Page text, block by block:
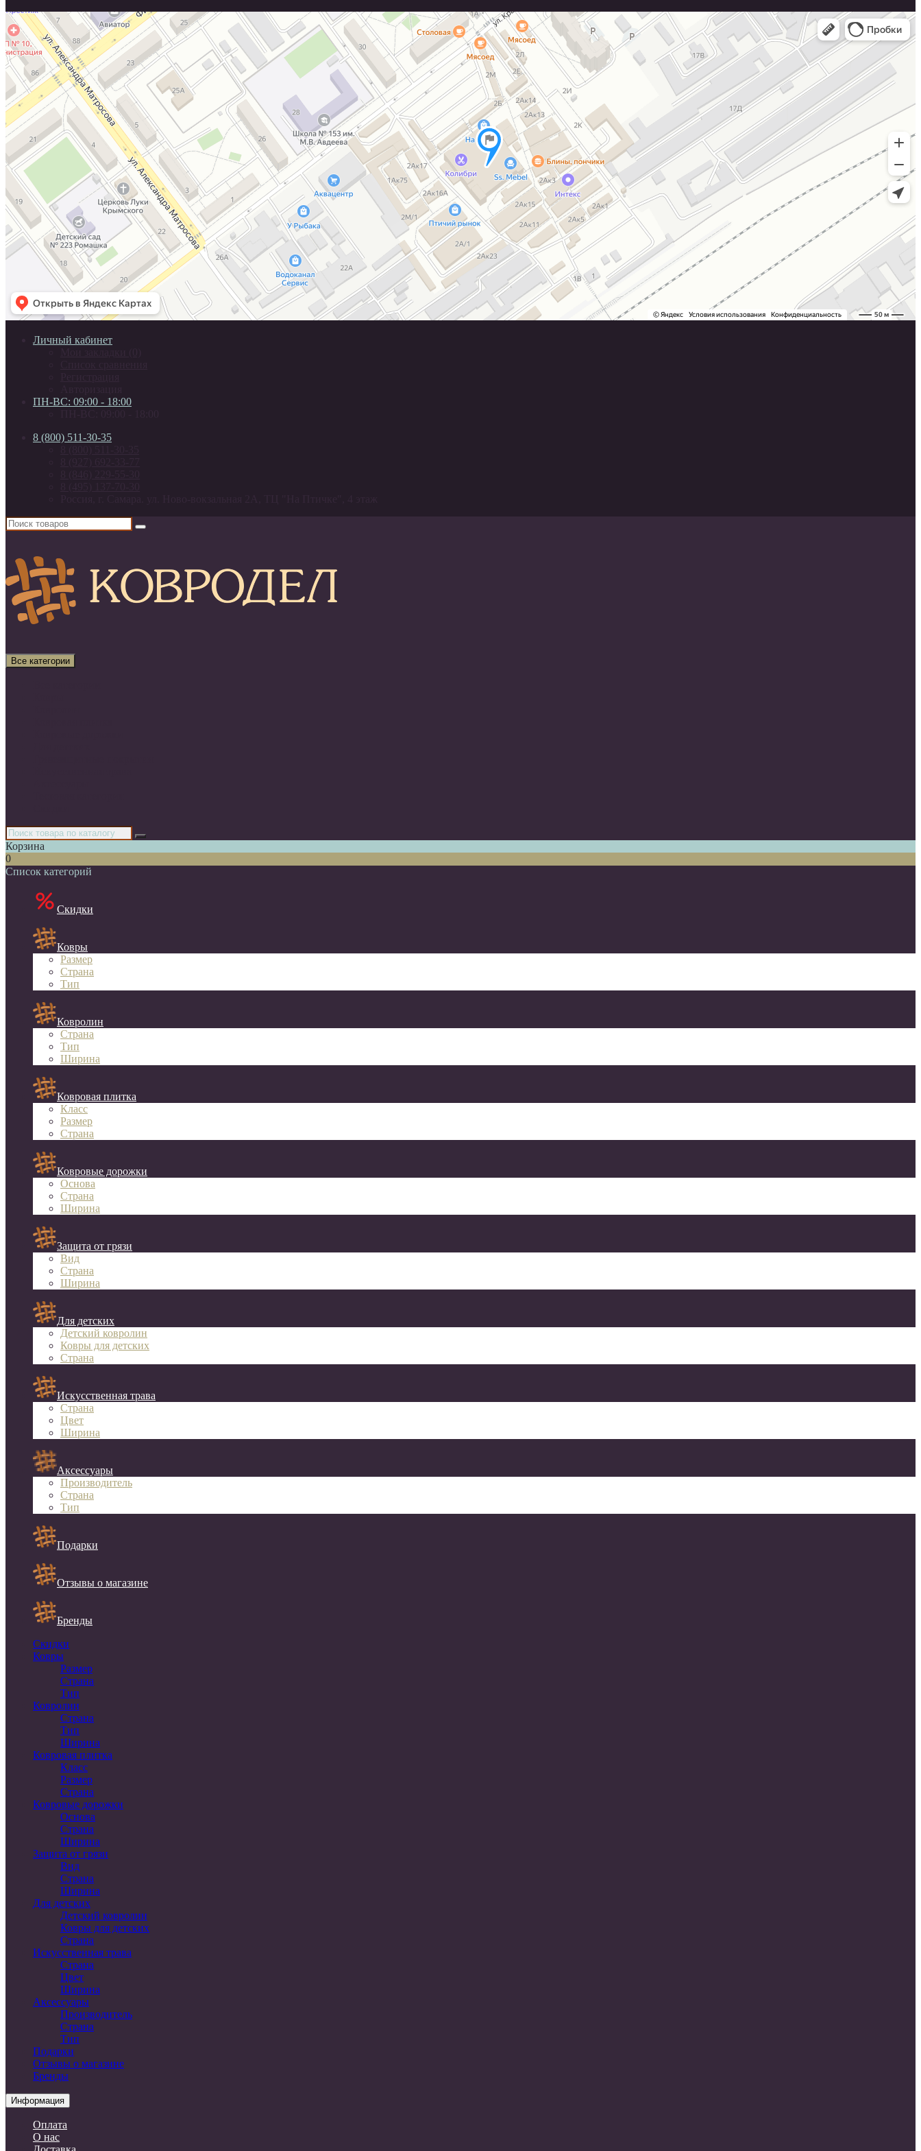
Личный кабинет
ПН-ВС: 09:00 - 18:00
8 (800) 511-30-35
Все категории
Корзина
0
Список категорий
Скидки
Ковры
Размер
Страна
Тип
Ковролин
Страна
Тип
Ширина
Ковровая плитка
Класс
Размер
Страна
Ковровые дорожки
Основа
Страна
Ширина
Защита от грязи
Вид
Страна
Ширина
Для детских
Детский ковролин
Ковры для детских
Страна
Искусственная трава
Страна
Цвет
Ширина
Аксессуары
Производитель
Страна
Тип
Подарки
Отзывы о магазине
Бренды
Скидки
Ковры
Размер
Страна
Тип
Ковролин
Страна
Тип
Ширина
Ковровая плитка
Класс
Размер
Страна
Ковровые дорожки
Основа
Страна
Ширина
Защита от грязи
Вид
Страна
Ширина
Для детских
Детский ковролин
Ковры для детских
Страна
Искусственная трава
Страна
Цвет
Ширина
Аксессуары
Производитель
Страна
Тип
Подарки
Отзывы о магазине
Бренды
Информация
Оплата
О нас